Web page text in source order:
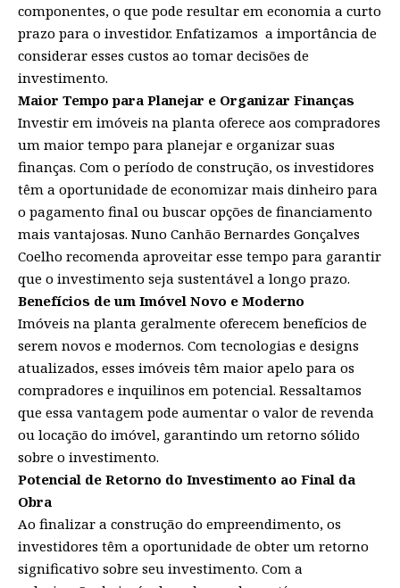
componentes, o que pode resultar em economia a curto
prazo para o investidor. Enfatizamos a importância de
considerar esses custos ao tomar decisões de
investimento.
Maior Tempo para Planejar e Organizar Finanças
Investir em imóveis na planta oferece aos compradores
um maior tempo para planejar e organizar suas
finanças. Com o período de construção, os investidores
têm a oportunidade de economizar mais dinheiro para
o pagamento final ou buscar opções de financiamento
mais vantajosas. Nuno Canhão Bernardes Gonçalves
Coelho recomenda aproveitar esse tempo para garantir
que o investimento seja sustentável a longo prazo.
Benefícios de um Imóvel Novo e Moderno
Imóveis na planta geralmente oferecem benefícios de
serem novos e modernos. Com tecnologias e designs
atualizados, esses imóveis têm maior apelo para os
compradores e inquilinos em potencial. Ressaltamos
que essa vantagem pode aumentar o valor de revenda
ou locação do imóvel, garantindo um retorno sólido
sobre o investimento.
Potencial de Retorno do Investimento ao Final da
Obra
Ao finalizar a construção do empreendimento, os
investidores têm a oportunidade de obter um retorno
significativo sobre seu investimento. Com a